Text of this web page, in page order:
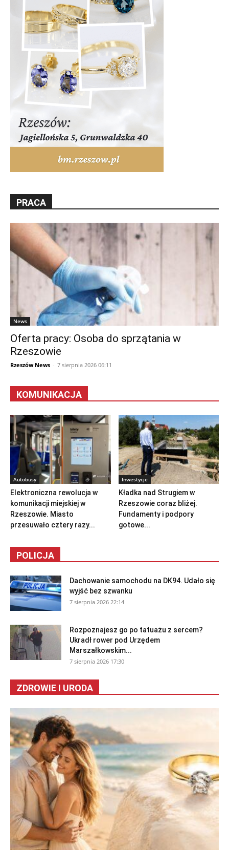
PRACA
News
Oferta pracy: Osoba do sprzątania w
Rzeszowie
Rzeszów News - 7 sierpnia 2026 06:11
KOMUNIKACJA
Autobusy
Elektroniczna rewolucja w
komunikacji miejskiej w
Rzeszowie. Miasto
przesuwało cztery razy...
Inwestycje
Kładka nad Strugiem w
Rzeszowie coraz bliżej.
Fundamenty i podpory
gotowe...
POLICJA
Dachowanie samochodu na DK94. Udało się
wyjść bez szwanku
7 sierpnia 2026 22:14
Rozpoznajesz go po tatuażu z sercem?
Ukradł rower pod Urzędem
Marszałkowskim...
7 sierpnia 2026 17:30
ZDROWIE I URODA